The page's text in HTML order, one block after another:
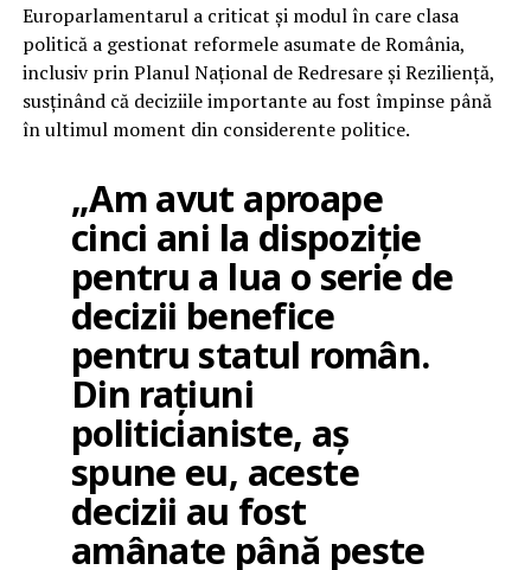
Europarlamentarul a criticat și modul în care clasa
politică a gestionat reformele asumate de România,
inclusiv prin Planul Național de Redresare și Reziliență,
susținând că deciziile importante au fost împinse până
în ultimul moment din considerente politice.
„Am avut aproape
cinci ani la dispoziție
pentru a lua o serie de
decizii benefice
pentru statul român.
Din rațiuni
politicianiste, aș
spune eu, aceste
decizii au fost
amânate până peste